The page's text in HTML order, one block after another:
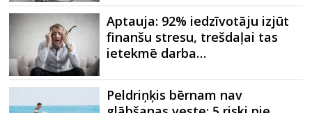
Aptauja: 92% iedzīvotāju izjūt
finanšu stresu, trešdaļai tas
ietekmē darba…
Peldriņķis bērnam nav